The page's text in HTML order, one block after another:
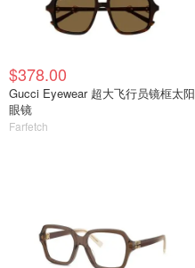
$378.00
Gucci Eyewear 超大飞行员镜框太阳
眼镜
Farfetch